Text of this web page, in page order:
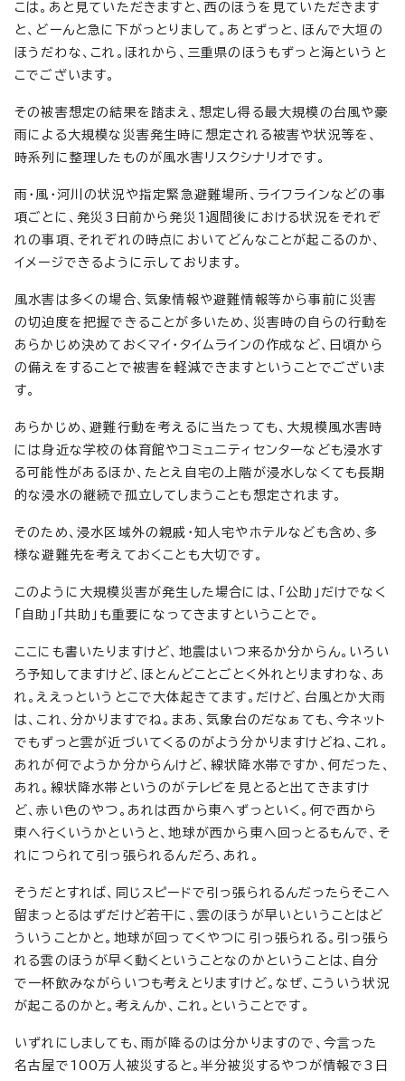
こは。あと見ていただきますと、西のほうを見ていただきます
と、どーんと急に下がっとりまして。あとずっと、ほんで大垣の
ほうだわな、これ。ほれから、三重県のほうもずっと海というと
こでございます。
その被害想定の結果を踏まえ、想定し得る最大規模の台風や豪
雨による大規模な災害発生時に想定される被害や状況等を、
時系列に整理したものが風水害リスクシナリオです。
雨・風・河川の状況や指定緊急避難場所、ライフラインなどの事
項ごとに、発災3日前から発災1週間後における状況をそれぞ
れの事項、それぞれの時点においてどんなことが起こるのか、
イメージできるように示しております。
風水害は多くの場合、気象情報や避難情報等から事前に災害
の切迫度を把握できることが多いため、災害時の自らの行動を
あらかじめ決めておくマイ・タイムラインの作成など、日頃から
の備えをすることで被害を軽減できますということでございま
す。
あらかじめ、避難行動を考えるに当たっても、大規模風水害時
には身近な学校の体育館やコミュニティセンターなども浸水す
る可能性があるほか、たとえ自宅の上階が浸水しなくても長期
的な浸水の継続で孤立してしまうことも想定されます。
そのため、浸水区域外の親戚・知人宅やホテルなども含め、多
様な避難先を考えておくことも大切です。
このように大規模災害が発生した場合には、「公助」だけでなく
「自助」「共助」も重要になってきますということで。
ここにも書いたりますけど、地震はいつ来るか分からん。いろい
ろ予知してますけど、ほとんどことごとく外れとりますわな、あ
れ。ええっというとこで大体起きてます。だけど、台風とか大雨
は、これ、分かりますでね。まあ、気象台のだなぁても、今ネット
でもずっと雲が近づいてくるのがよう分かりますけどね、これ。
あれが何でようか分からんけど、線状降水帯ですか、何だった、
あれ。線状降水帯というのがテレビを見とると出てきますけ
ど、赤い色のやつ。あれは西から東へずっといく。何で西から
東へ行くいうかというと、地球が西から東へ回っとるもんで、そ
れにつられて引っ張られるんだろ、あれ。
そうだとすれば、同じスピードで引っ張られるんだったらそこへ
留まっとるはずだけど若干に、雲のほうが早いということはど
ういうことかと。地球が回ってくやつに引っ張られる。引っ張ら
れる雲のほうが早く動くということなのかということは、自分
で一杯飲みながらいつも考えとりますけど。なぜ、こういう状況
が起こるのかと。考えんか、これ。ということです。
いずれにしましても、雨が降るのは分かりますので、今言った
名古屋で100万人被災すると。半分被災するやつが情報で3日